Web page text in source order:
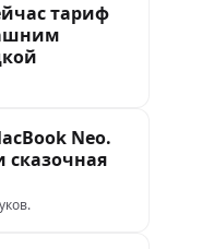
тариф
Neo.
сказочная